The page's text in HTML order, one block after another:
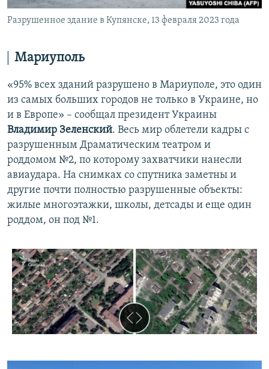
Разрушенное здание в Купянске, 13 февраля 2023 года
Мариуполь
«95% всех зданий разрушено в Мариуполе, это один
из самых больших городов не только в Украине, но
и в Европе» – сообщал президент Украины
Владимир Зеленский. Весь мир облетели кадры с
разрушенным Драматическим театром и
роддомом №2, по которому захватчики нанесли
авиаудара. На снимках со спутника заметны и
другие почти полностью разрушенные объекты:
жилые многоэтажки, школы, детсады и еще один
роддом, он под №1.